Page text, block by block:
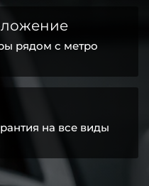
рядом с метро
на все виды